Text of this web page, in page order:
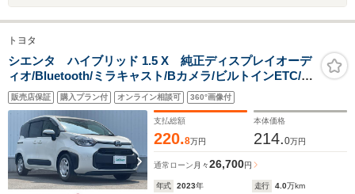
トヨタ
シエンタ ハイブリッド 1.5 X 純正ディスプレイオーデ
ィオ/Bluetooth/ミラキャスト/Bカメラ/ビルトインETC/セ
ーフティセン/スレーダークルーズコントロール/レーンキ
ープアシスト/パワースライドドア/LEDオートライト
販売店保証 購入プラン付 オンライン相談可 360°画像付
支払総額
220.8万円
本体価格
214.0万円
通常ローン 月々26,700円
年式 2023年 走行 4.0万km